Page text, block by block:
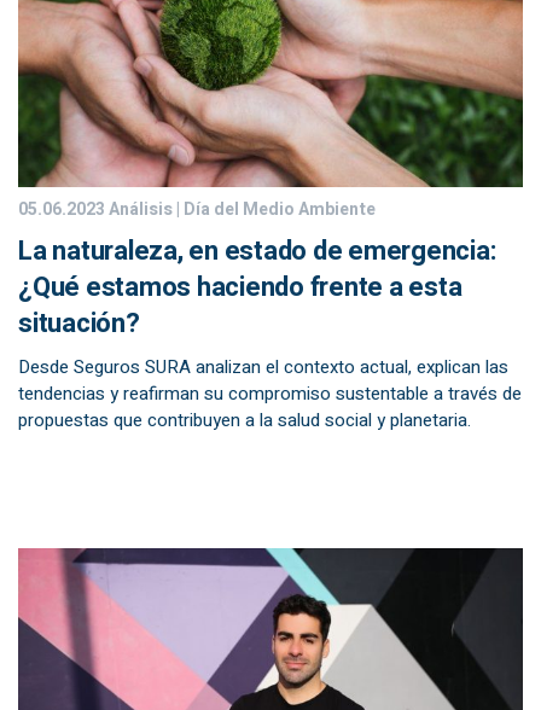
05.06.2023Análisis | Día del Medio Ambiente
La naturaleza, en estado de emergencia:
¿Qué estamos haciendo frente a esta
situación?
Desde Seguros SURA analizan el contexto actual, explican las
tendencias y reafirman su compromiso sustentable a través de
propuestas que contribuyen a la salud social y planetaria.